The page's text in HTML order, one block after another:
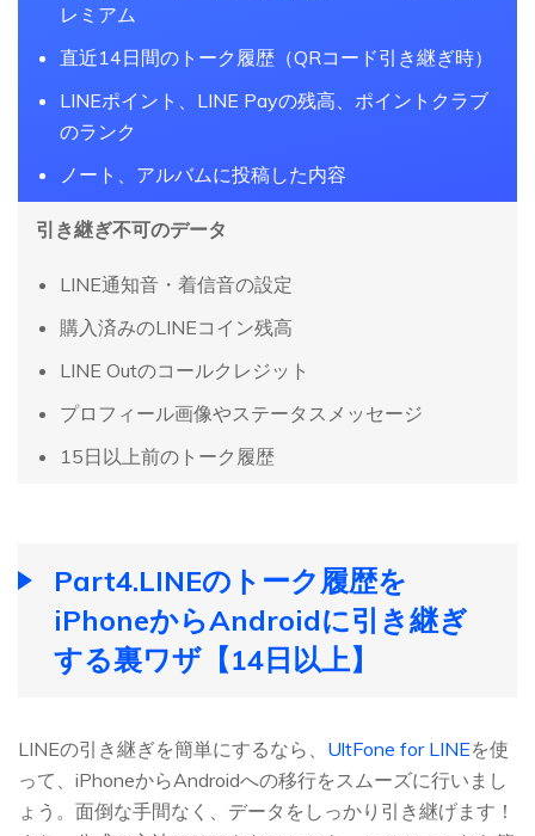
レミアム
直近14日間のトーク履歴（QRコード引き継ぎ時）
LINEポイント、LINE Payの残高、ポイントクラブ
のランク
ノート、アルバムに投稿した内容
引き継ぎ不可のデータ
LINE通知音・着信音の設定
購入済みのLINEコイン残高
LINE Outのコールクレジット
プロフィール画像やステータスメッセージ
15日以上前のトーク履歴
Part4.LINEのトーク履歴を
iPhoneからAndroidに引き継ぎ
する裏ワザ【14日以上】
LINEの引き継ぎを簡単にするなら、 UltFone for LINEを使
って、iPhoneからAndroidへの移行をスムーズに行いまし
ょう。面倒な手間なく、データをしっかり引き継げます！